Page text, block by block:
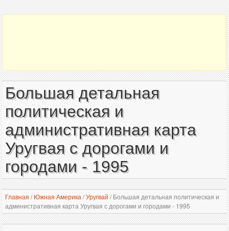
Большая детальная
политическая и
административная карта
Уругвая с дорогами и
городами - 1995
Главная / Южная Америка /Уругвай /Большая детальная политическая и
административная карта Уругвая с дорогами и городами - 1995